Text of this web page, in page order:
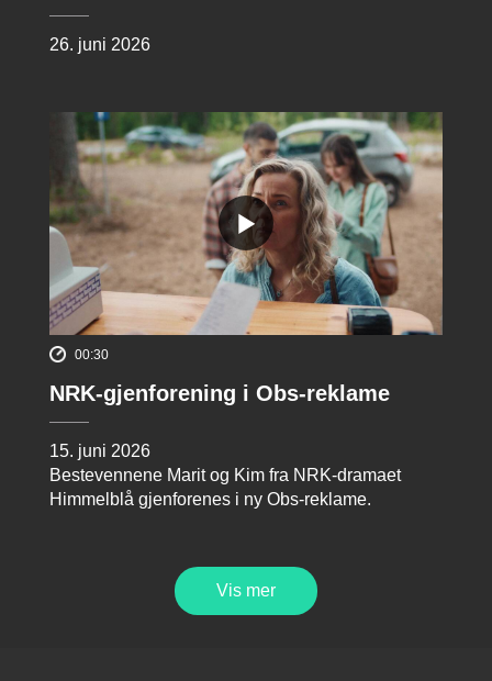
26. juni 2026
00:30
NRK-gjenforening i Obs-reklame
15. juni 2026
Bestevennene Marit og Kim fra NRK-dramaet
Himmelblå gjenforenes i ny Obs-reklame.
Vis mer